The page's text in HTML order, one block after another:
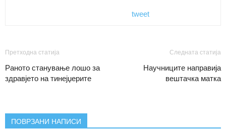
tweet
Претходна статија
Раното станување лошо за
здравјето на тинејџерите
Следната статија
Научниците направија
вештачка матка
ПОВРЗАНИ НАПИСИ